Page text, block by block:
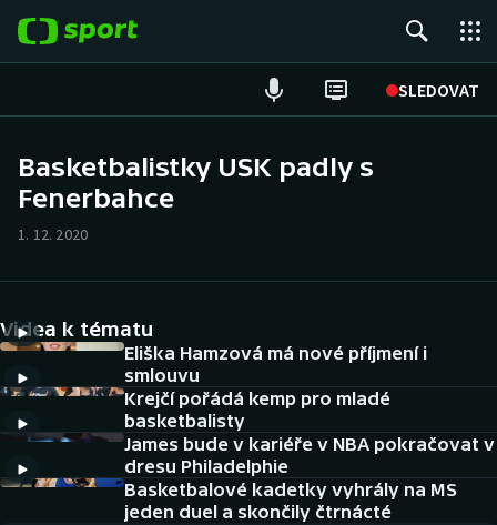
SLEDOVAT
Hokej
Cyklistika
DALŠÍ SPORTY
Americký fotbal
Baseball a softbal
NEPŘEHLÉDNĚTE
Basketbalistky USK padly s
Fenerbahce
1. 12. 2020
Videa k tématu
Eliška Hamzová má nové příjmení i
smlouvu
Krejčí pořádá kemp pro mladé
basketbalisty
James bude v kariéře v NBA pokračovat v
dresu Philadelphie
Basketbalové kadetky vyhrály na MS
jeden duel a skončily čtrnácté